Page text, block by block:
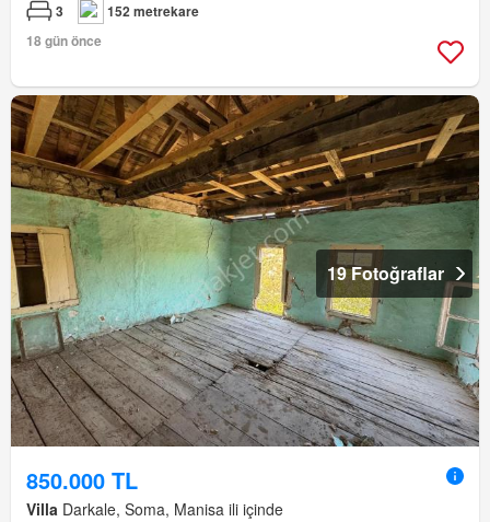
3
152 metrekare
18 gün önce
19 Fotoğraflar
850.000 TL
Villa Darkale, Soma, Manisa ili içinde